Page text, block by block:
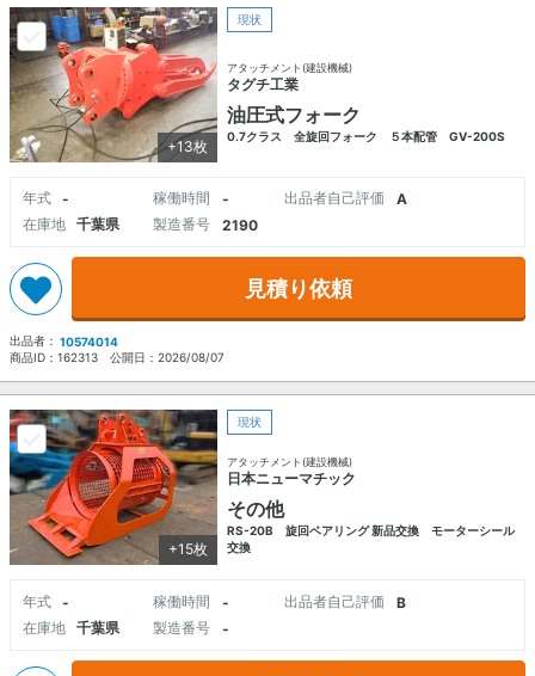
+13枚
現状
アタッチメント(建設機械)
タグチ工業
油圧式フォーク
0.7クラス 全旋回フォーク ５本配管 GV-200S
年式 - 稼働時間 - 出品者自己評価
A
在庫地
千葉県 製造番号 2190
見積り依頼
出品者： 10574014
商品ID： 162313 公開日： 2026/08/07
+15枚
現状
アタッチメント(建設機械)
日本ニューマチック
その他
RS-20B 旋回ベアリング 新品交換 モーターシール
交換
年式 - 稼働時間 - 出品者自己評価
B
在庫地
千葉県 製造番号 -